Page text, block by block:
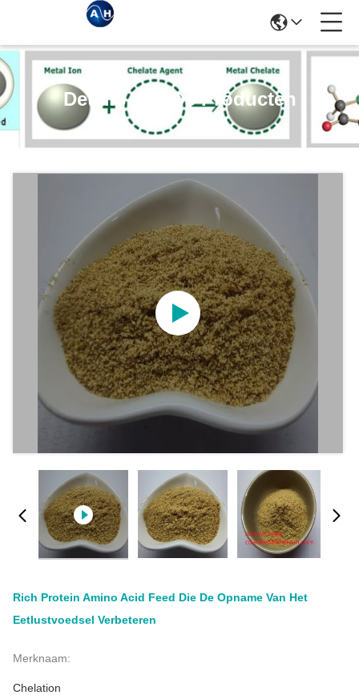
Details Van De Producten
Rich Protein Amino Acid Feed Die De Opname Van Het
Eetlustvoedsel Verbeteren
Merknaam:
Chelation